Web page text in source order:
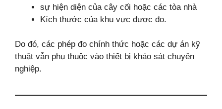
sự hiện diện của cây cối hoặc các tòa nhà
Kích thước của khu vực được đo.
Do đó, các phép đo chính thức hoặc các dự án kỹ
thuật vẫn phụ thuộc vào thiết bị khảo sát chuyên
nghiệp.